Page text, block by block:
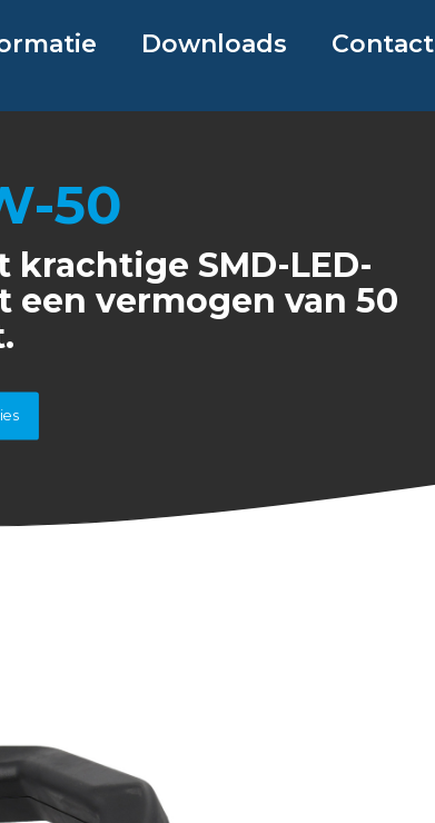
Downloads Contact
50
krachtige SMD-LED-
vermogen van 50